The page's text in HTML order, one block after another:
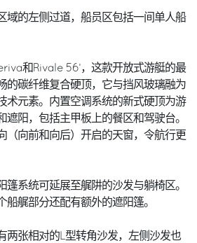
域的左侧过道，船员区包括一间单人船
和Rivale 56’，这款开放式游艇的最
的碳纤维复合硬顶，它与挡风玻璃融为
术元素。内置空调系统的新式硬顶为游
遮阳，包括主甲板上的餐区和驾驶台。
（向前和向后）开启的天窗，令航行更
篷系统可延展至艉阱的沙发与躺椅区。
船艉部分还配有额外的遮阳篷。
两张相对的L型转角沙发，左侧沙发也